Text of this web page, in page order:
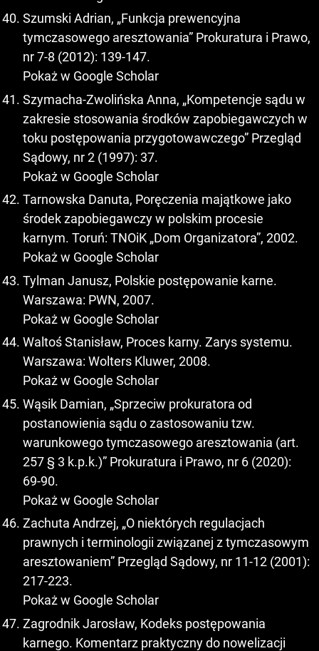
Szumski Adrian, „Funkcja prewencyjna
tymczasowego aresztowania” Prokuratura i Prawo,
nr 7-8 (2012): 139-147.
Pokaż w Google Scholar
Szymacha-Zwolińska Anna, „Kompetencje sądu w
zakresie stosowania środków zapobiegawczych w
toku postępowania przygotowawczego” Przegląd
Sądowy, nr 2 (1997): 37.
Pokaż w Google Scholar
Tarnowska Danuta, Poręczenia majątkowe jako
środek zapobiegawczy w polskim procesie
karnym. Toruń: TNOiK „Dom Organizatora”, 2002.
Pokaż w Google Scholar
Tylman Janusz, Polskie postępowanie karne.
Warszawa: PWN, 2007.
Pokaż w Google Scholar
Waltoś Stanisław, Proces karny. Zarys systemu.
Warszawa: Wolters Kluwer, 2008.
Pokaż w Google Scholar
Wąsik Damian, „Sprzeciw prokuratora od
postanowienia sądu o zastosowaniu tzw.
warunkowego tymczasowego aresztowania (art.
257 § 3 k.p.k.)” Prokuratura i Prawo, nr 6 (2020):
69-90.
Pokaż w Google Scholar
Zachuta Andrzej, „O niektórych regulacjach
prawnych i terminologii związanej z tymczasowym
aresztowaniem” Przegląd Sądowy, nr 11-12 (2001):
217-223.
Pokaż w Google Scholar
Zagrodnik Jarosław, Kodeks postępowania
karnego. Komentarz praktyczny do nowelizacji